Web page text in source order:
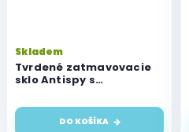
Tvrdené zatmavovacie
sklo Antispy s
inštaláciou pre Apple
iPhone 12/12 Pro
Skladem
DO KOŠÍKA